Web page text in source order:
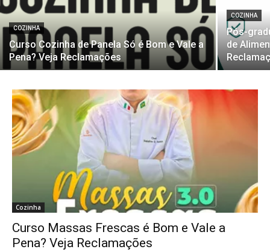
COZINHA
Curso Cozinha de Panela Só é Bom e Vale a
Pena? Veja Reclamações
COZINHA
Pós-
de
Cozinha
Curso Massas Frescas é Bom e Vale a
Pena? Veja Reclamações